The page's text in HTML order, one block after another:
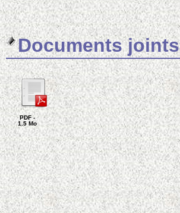
Documents joints
PDF -
1.5 Mo